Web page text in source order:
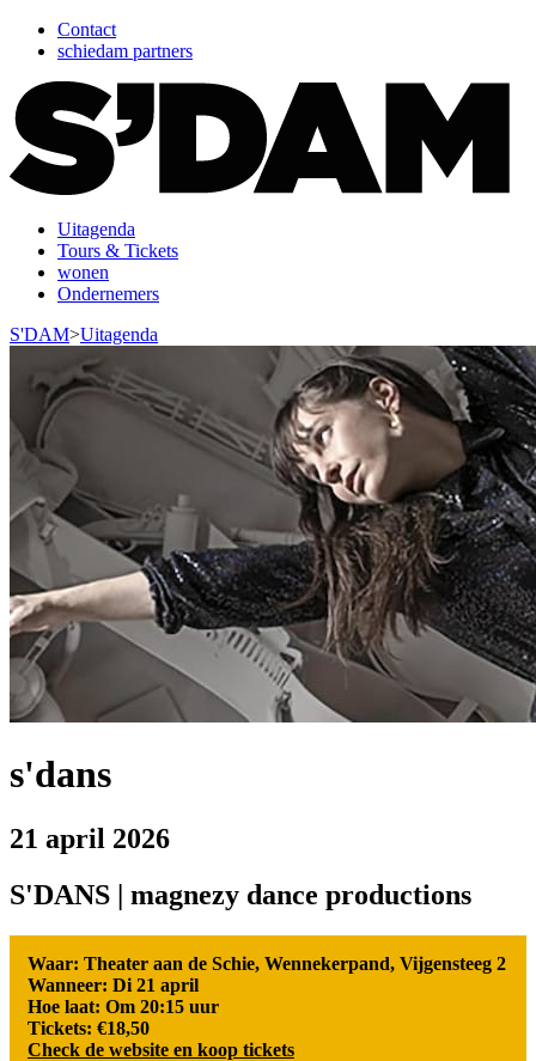
Contact
schiedam partners
Uitagenda
Tours & Tickets
wonen
Ondernemers
S'DAM>Uitagenda
s'dans
21 april 2026
S'DANS | magnezy dance productions
Waar: Theater aan de Schie, Wennekerpand, Vijgensteeg 2
Wanneer: Di 21 april
Hoe laat: Om 20:15 uur
Tickets: €18,50
Check de website en koop tickets